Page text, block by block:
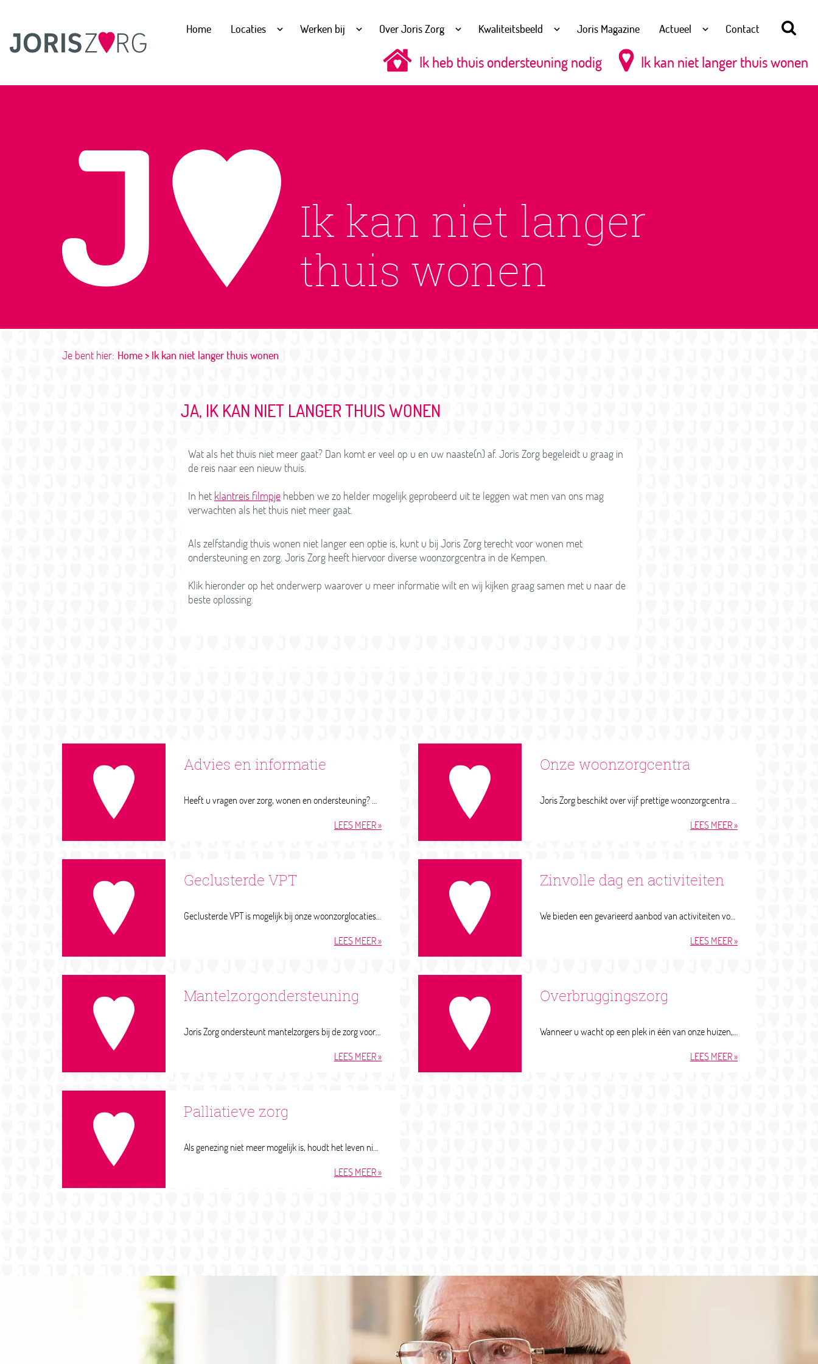
Home Locaties Werken bij Over Joris Zorg Kwaliteitsbeeld Joris Magazine Actueel Contact
Ik heb thuis ondersteuning nodig Ik kan niet langer thuis wonen
Ik kan niet langer
thuis wonen
Je bent hier: Home Ik kan niet langer thuis wonen
JA, IK KAN NIET LANGER THUIS WONEN
Wat als het thuis niet meer gaat? Dan komt er veel op u en uw naaste(n) af. Joris Zorg begeleidt u graag in
de reis naar een nieuw thuis.
In het klantreis filmpje hebben we zo helder mogelijk geprobeerd uit te leggen wat men van ons mag
verwachten als het thuis niet meer gaat.
Als zelfstandig thuis wonen niet langer een optie is, kunt u bij Joris Zorg terecht voor wonen met
ondersteuning en zorg. Joris Zorg heeft hiervoor diverse woonzorgcentra in de Kempen.
Klik hieronder op het onderwerp waarover u meer informatie wilt en wij kijken graag samen met u naar de
beste oplossing.
Advies en informatie
Heeft u vragen over zorg, wonen en ondersteuning? Dan kunt u terecht bij Joris Advies. De zorgadviseur luistert naar uw vraag en geeft advies. De zorgadviseur helpt ook bij het aanvragen van indicaties en het organiseren van de zorg. Een advies is persoonlijk. De zorgadviseur heeft zicht op de wachtlijsten om te wonen in onze woonzorgcentra en kan u adviseren over wonen in de wijk, bijvoorbeeld over aanleunwoningen, WMO voorzieningen-en aanpassingen.
LEES MEER
Onze woonzorgcentra
Joris Zorg beschikt over vijf prettige woonzorgcentra in de Brabantse Kempen. Ieder woonzorgcentrum heeft zijn eigen sfeer en kenmerken.
LEES MEER
Geclusterde VPT
Geclusterde VPT is mogelijk bij onze woonzorglocaties in Middelbeers en Hoogeloon. In samenwerking met Wooninc. en WSZ zijn een aantal woningen bij de Ganzeakkers in Middelbeers en den Bogerd in Hoogeloon, beschikbaar gesteld voor het leveren van geclusterde VPT. Hiervoor is een WLZ indicatie VV4 - VV5 of VV6 nodig en een inschrijving in Wooniezie.nl.
LEES MEER
Zinvolle dag en activiteiten
We bieden een gevarieerd aanbod van activiteiten voor een zinvolle dag voor de bewoners van onze zorgcentra. Zij bepalen zelf wat zij verstaan onder een zinvolle dag. Hier geven we zo goed mogelijk invulling aan. De welzijnsmedewerkers spelen in wat er per dag nodig is. Onze prettig ingerichte huiskamers bieden volop mogelijkheden voor activiteiten. Bij mooi weer vertoeven we heerlijk in de tuin. Niks moet en er kan heel veel.
LEES MEER
Mantelzorgondersteuning
Joris Zorg ondersteunt mantelzorgers bij de zorg voor hun verwant, onder andere door het bieden van mantelzorgondersteuning. Wanneer hun verwant in een van onze huizen woont, zijn en blijven zij betrokken bij de dagelijkse zorg. Zij gaan op bezoek, doen de was en begeleiden hun verwant tijdens activiteiten. Lukt het even wat minder goed? Dan zijn we er voor de mantelzorgers. Zij hoeven het niet alleen te doen.
LEES MEER
Overbruggingszorg
Wanneer u wacht op een plek in één van onze huizen, ontvangt u overbruggingszorg. Dit kan zorg thuis zijn. Of een tijdelijke opname in een ander zorgcentrum. Wanneer uitstel van een opname niet langer kan, vindt een spoedopname plaats. U krijgt dan binnen zes weken een plek in een zorgcentrum.
LEES MEER
Palliatieve zorg
Als genezing niet meer mogelijk is, houdt het leven niet meteen op. Vaak zijn er nog veel onbeantwoorde vragen en onzekerheden. En is er behoefte aan zorg. Zorg die gericht is op het verlichten van lichamelijke pijn, maar ook op vraagstukken op psychologisch, sociaal en spiritueel vlak. Palliatieve zorg draagt bij aan een zo hoog mogelijke kwaliteit van leven. En aan een waardig afscheid. Zowel voor onze cliënt als zijn of haar naasten.
LEES MEER